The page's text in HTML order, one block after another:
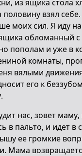
из ящика стола
половину взял
моих сил. Я иду
обломанный с
пополам и уже в
комнаты,
вялыми
его к
нас, зовет
в пальто, и идет
ее громкие
Мама